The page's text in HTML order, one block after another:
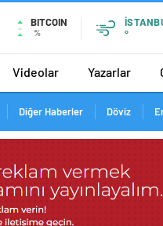
BITCOIN
%
°
Videolar Yazarlar
Diğer Haberler Döviz